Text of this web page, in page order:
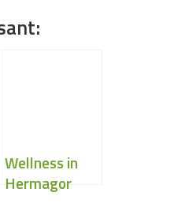
Wellness in
Hermagor